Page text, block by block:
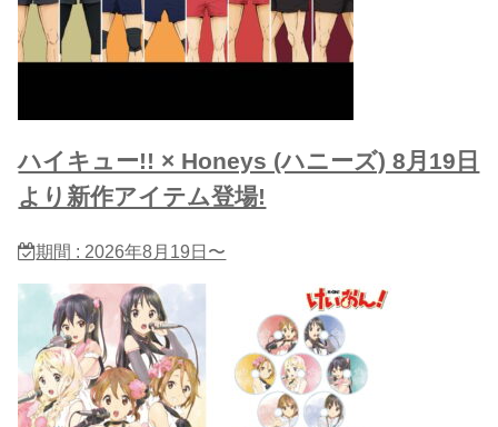
ハイキュー!! × Honeys (ハニーズ) 8月19日
より新作アイテム登場!
期間 : 2026年8月19日〜